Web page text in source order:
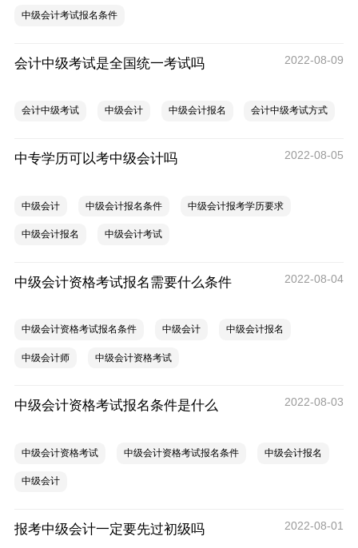
中级会计考试报名条件
会计中级考试是全国统一考试吗 2022-08-09
会计中级考试 中级会计 中级会计报名 会计中级考试方式
中专学历可以考中级会计吗 2022-08-05
中级会计 中级会计报名条件 中级会计报考学历要求
中级会计报名 中级会计考试
中级会计资格考试报名需要什么条件 2022-08-04
中级会计资格考试报名条件 中级会计 中级会计报名
中级会计师 中级会计资格考试
中级会计资格考试报名条件是什么 2022-08-03
中级会计资格考试 中级会计资格考试报名条件 中级会计报名
中级会计
报考中级会计一定要先过初级吗 2022-08-01